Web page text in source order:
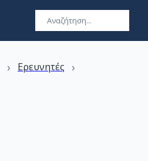
› Ερευνητές ›